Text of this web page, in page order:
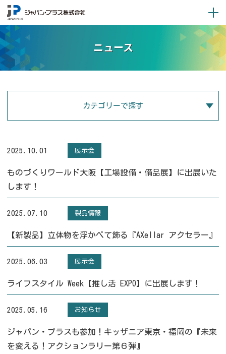
ニュース
カテゴリーで探す
2025.10.01 展示会
ものづくりワールド大阪【工場設備・備品展】に出展いた
します！
2025.07.10 製品情報
【新製品】立体物を浮かべて飾る『AXellar アクセラー』
2025.06.03 展示会
ライフスタイル Week【推し活 EXPO】に出展します！
2025.05.16 お知らせ
ジャパン・プラスも参加！キッザニア東京・福岡の『未来
を変える！アクションラリー第６弾』